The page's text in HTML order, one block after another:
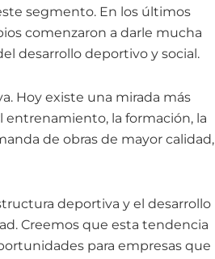
segmento. En los últimos
comenzaron a darle mucha
desarrollo deportivo y social.
Hoy existe una mirada más
entrenamiento, la formación, la
de obras de mayor calidad,
deportiva y el desarrollo
Creemos que esta tendencia
para empresas que